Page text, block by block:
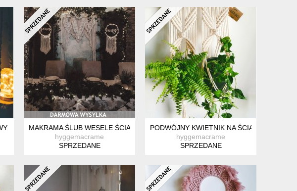
MAKRAMA ŚLUB WESELE ŚCIANKA SESJA FOTOGRAFICZNA MACRAME
hyggemacrame
SPRZEDANE
PODWÓJNY KWIETNIK NA ŚCIANĘ ZE
hyggemacrame
SPRZEDANE